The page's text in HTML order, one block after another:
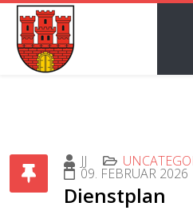
JJ
09. FEBRUAR 2026
Dienstplan